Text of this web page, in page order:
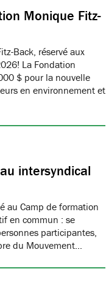
Monique Fitz-
Back, réservé aux
La Fondation
$ pour la nouvelle
en environnement et
intersyndical
au Camp de formation
en commun : se
participantes,
du Mouvement…